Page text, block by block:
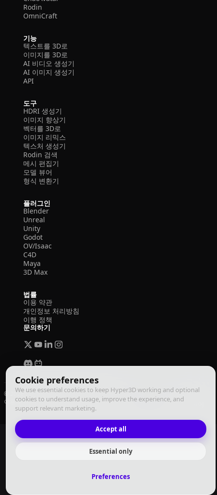
Cookie preferences
We use essential cookies to keep Hyper3D working and optional
cookies to understand usage, improve the experience, and
support relevant marketing.
Accept all
Essential only
Preferences
Rodin
OmniCraft
기능
텍스트를 3D로
이미지를 3D로
AI 비디오 생성기
AI 이미지 생성기
API
도구
HDRI 생성기
이미지 향상기
벡터를 3D로
이미지 리믹스
텍스처 생성기
Rodin 검색
메시 편집기
모델 뷰어
형식 변환기
플러그인
Blender
Unreal
Unity
Godot
OV/Isaac
C4D
Maya
3D Max
법률
이용 약관
개인정보 처리방침
이행 정책
문의하기
© 2026 Deemos Corporation. 모든 권리 보유
이용 약관개인정보 처리방침이행 정책